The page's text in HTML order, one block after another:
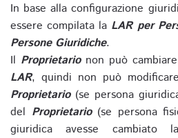
In base alla configurazione
essere compilata la LAR per
Persone Giuridiche.
Il Proprietarionon può
LAR, quindi non può
Proprietario(se persona
del Proprietario(se persona
giuridica avesse cambiato